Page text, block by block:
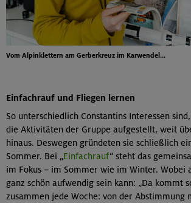
Vom Alpinklettern am Gerberkreuz im Karwendel...
Einfachrauf und Fliegen lernen
So unterschiedlich Constantins Interessen
die Aktivitäten der Gruppe aufgestellt, weit
hinaus. Deswegen gründeten sie schließlich
Sommer. Bei „Einfachrauf“ steht das
im Fokus – im Sommer wie im Winter. Wobei
ganz schön aufwendig sein kann: „Da kommt
zusammen jede Woche: von der Abstimmung